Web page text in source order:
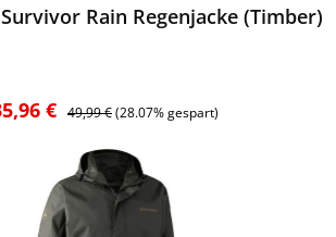
Rain Regenjacke (Timber)
€ Regulärer Preis:
49,99 €(28.07% gespart)